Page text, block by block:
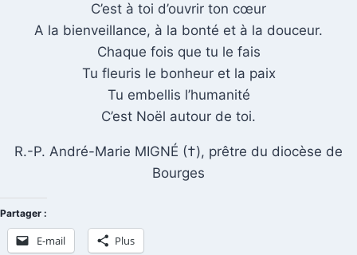
C’est à toi d’ouvrir ton cœur
A la bienveillance, à la bonté et à la douceur.
Chaque fois que tu le fais
Tu fleuris le bonheur et la paix
Tu embellis l’humanité
C’est Noël autour de toi.
R.-P. André-Marie MIGNÉ (†), prêtre du diocèse de
Bourges
Partager :
E-mail Plus